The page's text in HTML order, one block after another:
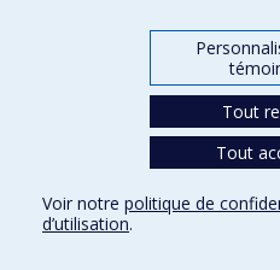
Conditions d’utilisation
Tout
Tout
Voir notre politique de
d’utilisation.